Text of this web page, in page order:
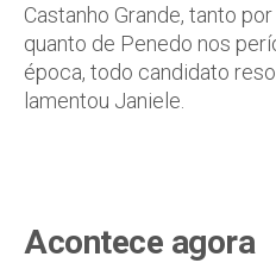
Castanho Grande, tanto
quanto de Penedo nos
época, todo candidato
lamentou Janiele.
Acontece agora